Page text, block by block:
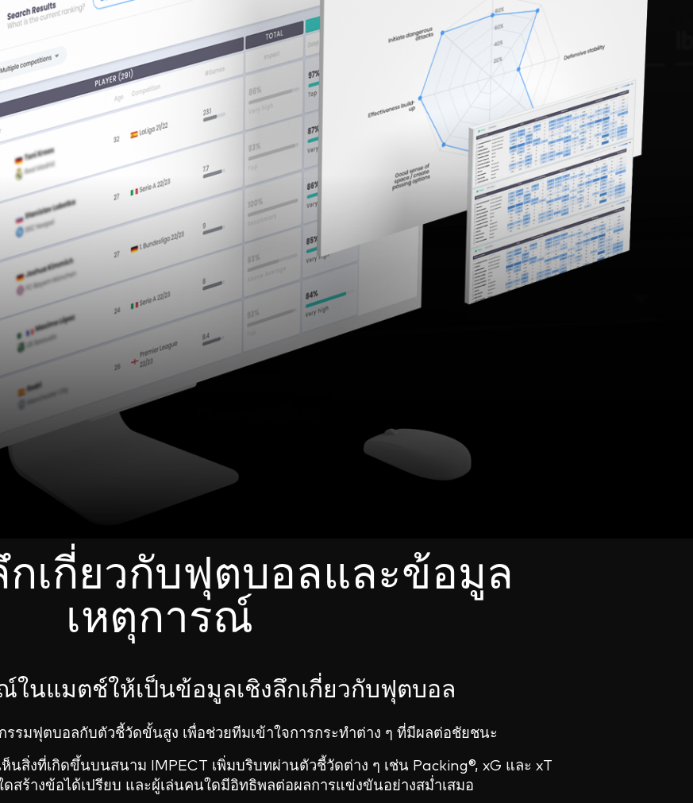
กเกี่ยวกับฟุตบอลและข้อมูล
เหตุการณ์
ในแมตช์ให้เป็นข้อมูลเชิงลึกเกี่ยวกับฟุตบอล
รรมฟุตบอลกับตัวชี้วัดขั้นสูง เพื่อช่วยทีมเข้าใจการกระทำต่าง ๆ ที่มีผลต่อชัยชนะ
สิ่งที่เกิดขึ้นบนสนาม IMPECT เพิ่มบริบทผ่านตัวชี้วัดต่าง ๆ เช่น Packing®, xG และ xT
ดสร้างข้อได้เปรียบ และผู้เล่นคนใดมีอิทธิพลต่อผลการแข่งขันอย่างสม่ำเสมอ